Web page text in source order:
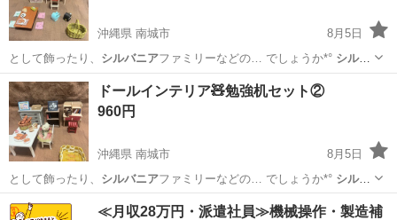
沖縄県 南城市
8月5日
として飾ったり、 シルバニアファミリーなどの… でしょうか*° シルバ
ニアファミリー用ぬい…
沖縄 南城市 ミニカー ドール
ドールインテリア🧸勉強机セット②
960円
沖縄県 南城市
8月5日
として飾ったり、 シルバニアファミリーなどの… でしょうか*° シルバ
ニアファミリー用ぬい…
沖縄 南城市 ミニカー ドール
≪月収28万円・派遣社員≫機械操作・製造補